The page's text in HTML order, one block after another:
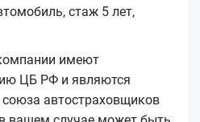
стаж 5 лет,
имеют
ЦБ РФ и являются
автостраховщиков